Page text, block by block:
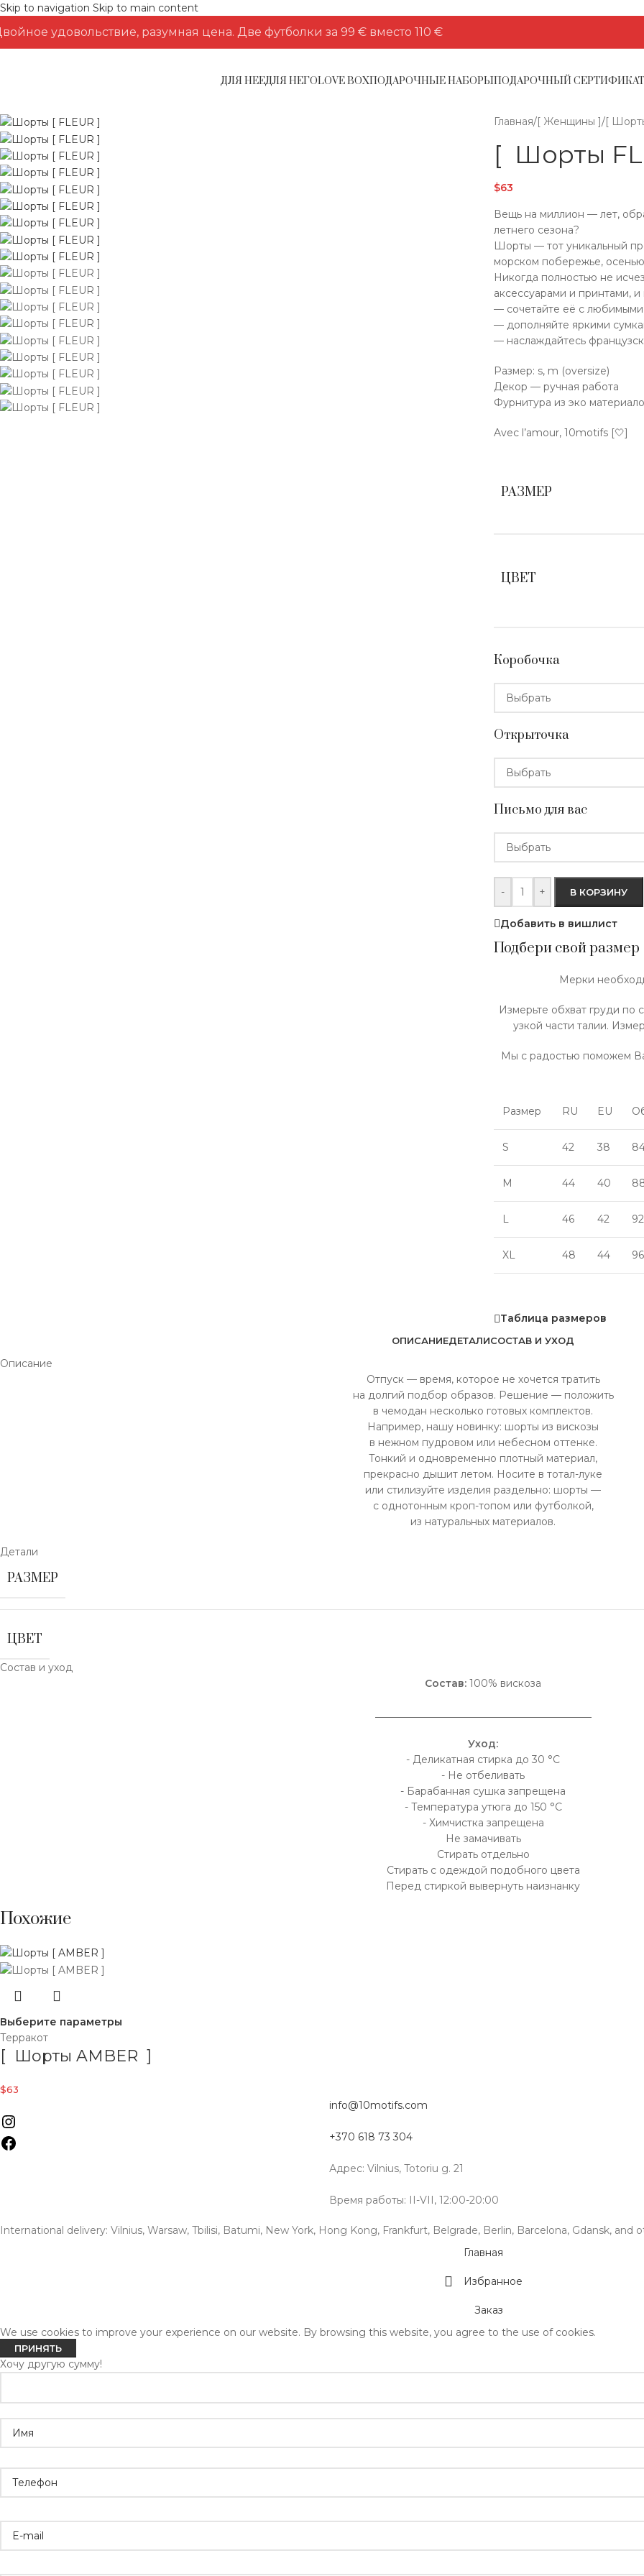
Skip to navigation Skip to main content
удовольствие, разумная цена. Две футболки за 99 € вместо 110 €
ДЛЯ НЕЕДЛЯ НЕГОLOVE BOXПОДАРОЧНЫЕ НАБОРЫПОДАРОЧНЫЙ СЕРТИФИКАТ
Главная/[ Женщины ]/[
[ Шорты
$63
Вещь на миллион — лет,
летнего сезона?
Шорты — тот уникальный
морском побережье, осенью
Никогда полностью не
аксессуарами и принтами, и
— сочетайте её с
— дополняйте яркими
— наслаждайтесь
Размер: s, m (oversize)
Декор — ручная работа
Фурнитура из эко
Avec l’amour, 10motifs [🤍]
РАЗМЕР
ЦВЕТ
Коробочка
Открыточка
Письмо для вас
- + В КОРЗИНУ
Добавить в вишлист
Подбери свой размер
Мерки
Измерьте обхват груди по
узкой части талии.
Мы с радостью поможем
Размер RU EU
S 42 38
M 44 40
L 46 42 92
XL 48 44 96
Таблица размеров
ОПИСАНИЕДЕТАЛИСОСТАВ И УХОД
Описание
Отпуск — время, которое не хочется тратить
на долгий подбор образов. Решение — положить
в чемодан несколько готовых комплектов.
Например, нашу новинку: шорты из вискозы
в нежном пудровом или небесном оттенке.
Тонкий и одновременно плотный материал,
прекрасно дышит летом. Носите в тотал-луке
или стилизуйте изделия раздельно: шорты —
с однотонным кроп-топом или футболкой,
из натуральных материалов.
Детали
РАЗМЕР
ЦВЕТ
Состав и уход
Состав: 100% вискоза
Уход:
- Деликатная стирка до 30 °C
- Не отбеливать
- Барабанная сушка запрещена
- Температура утюга до 150 °C
- Химчистка запрещена
Не замачивать
Стирать отдельно
Стирать с одеждой подобного цвета
Перед стиркой вывернуть наизнанку
Похожие
Выберите параметры
Терракот
[ Шорты AMBER ]
$63
info@10motifs.com
+370 618 73 304
Адрес: Vilnius, Totoriu g. 21
Время работы: II-VII, 12:00-20:00
International delivery: Vilnius, Warsaw, Tbilisi, Batumi, New York, Hong Kong, Frankfurt, Belgrade, Berlin, Barcelona, Gdansk, and
Главная
Избранное
Заказ
We use cookies to improve your experience on our website. By browsing this website, you agree to the use of cookies.
ПРИНЯТЬ
Хочу другую сумму!